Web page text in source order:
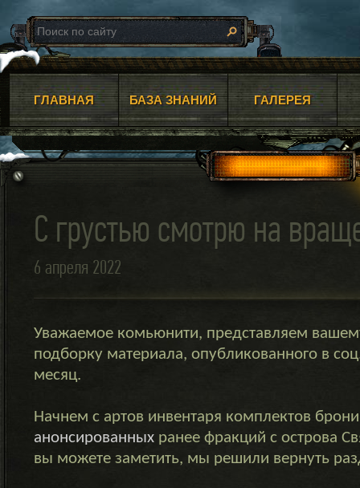
ГЛАВНАЯ БАЗА ЗНАНИЙ ГАЛЕРЕЯ
С грустью смотрю на
6 апреля 2022
Уважаемое комьюнити, представляем
подборку материала, опубликованного в
месяц.
Начнем с артов инвентаря комплектов
анонсированных ранее фракций с острова
вы можете заметить, мы решили вернуть